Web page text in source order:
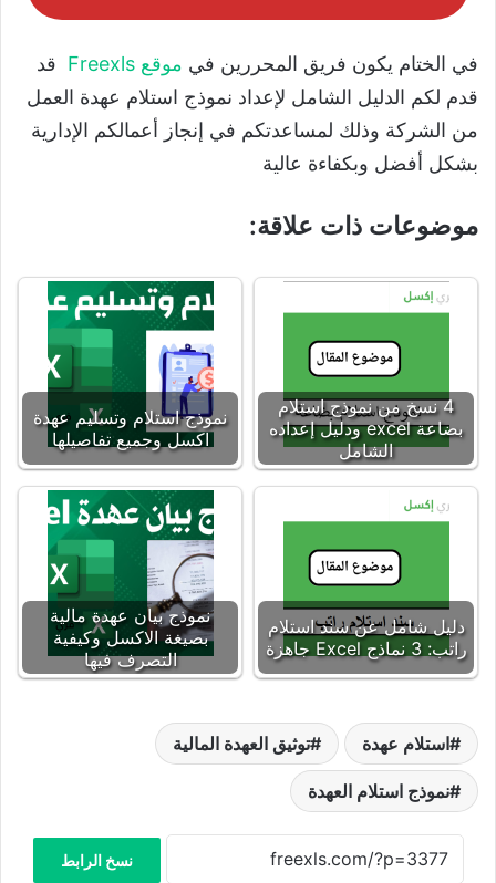
في الختام يكون فريق المحررين في موقع Freexls
قد
قدم لكم الدليل الشامل لإعداد نموذج استلام عهدة العمل
من الشركة وذلك لمساعدتكم في إنجاز أعمالكم الإدارية
بشكل أفضل وبكفاءة عالية
موضوعات ذات علاقة:
4 نسخ من نموذج استلام
بضاعة excel ودليل إعداده
الشامل
نموذج استلام وتسليم عهدة
اكسل وجميع تفاصيلها
دليل شامل عن سند استلام
راتب: 3 نماذج Excel جاهزة
نموذج بيان عهدة مالية
بصيغة الاكسل وكيفية
التصرف فيها
استلام عهدة توثيق العهدة المالية
نموذج استلام العهدة
نسخ الرابط